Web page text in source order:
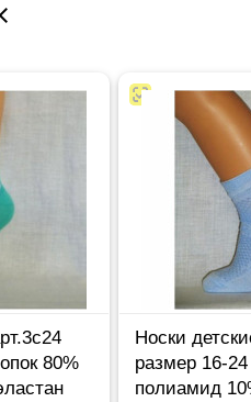
80%
Носки
размер 16-
полиамид